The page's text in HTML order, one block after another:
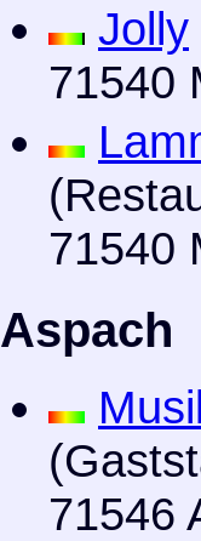
Jolly
71540
71540
Aspach
71546